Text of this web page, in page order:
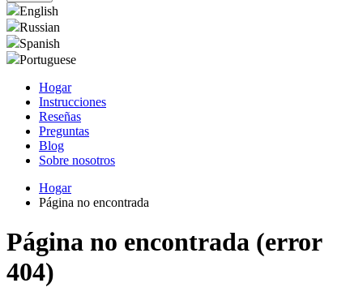
English
Russian
Spanish
Portuguese
Hogar
Instrucciones
Reseñas
Preguntas
Blog
Sobre nosotros
Hogar
Página no encontrada
Página no encontrada (error
404)